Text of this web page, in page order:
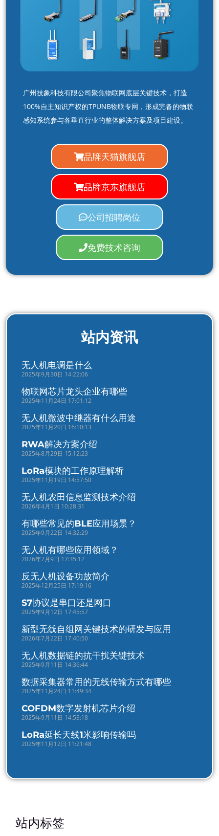
广州技象科技有限公司聚焦物联网底层关键技术，打造
100%自主知识产权的TPUNB物联专网，形成完备的物联
感知系统参与各垂直行业的整体解决方案及项目建设。
品牌天猫旗舰店
品牌京东旗舰店
公司招聘岗位
免费技术咨询
站内资讯
无人机电调是什么
2025年9月30日 14:22:06
物联网芯片龙头企业有哪些
2025年11月24日 17:01:12
无人机微波中继器有什么用途
2025年11月20日 16:10:13
RWA解决方案介绍
2025年8月29日 15:12:23
LoRa模块的工作原理解析
2025年11月19日 14:57:50
无人机农田信息监测技术介绍
2026年4月1日 10:28:31
有哪些常见的BLE应用场景？
2025年9月22日 14:32:29
无人机有哪些应用领域？
2026年7月9日 17:35:12
反无人机设备功放简介
2025年12月25日 17:19:16
S7协议是串口还是网口
2025年9月12日 17:45:57
新型无线自组网关键技术的研发与应用
2026年7月22日 17:40:50
无人机数据链的抗干扰关键技术
2025年9月11日 14:36:44
数据采集器常用的无线传输方式有哪些
2025年11月24日 11:49:34
COFDM数字发射机芯片介绍
2025年9月11日 14:53:18
LoRa延长天线1米影响传输吗
2025年11月12日 11:21:48
站内标签